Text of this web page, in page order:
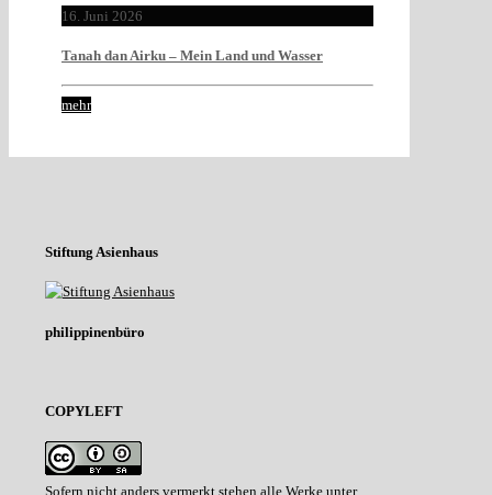
16. Juni 2026
Tanah dan Airku – Mein Land und Wasser
mehr
Stiftung Asienhaus
philippinenbüro
COPYLEFT
Sofern nicht anders vermerkt stehen alle Werke unter